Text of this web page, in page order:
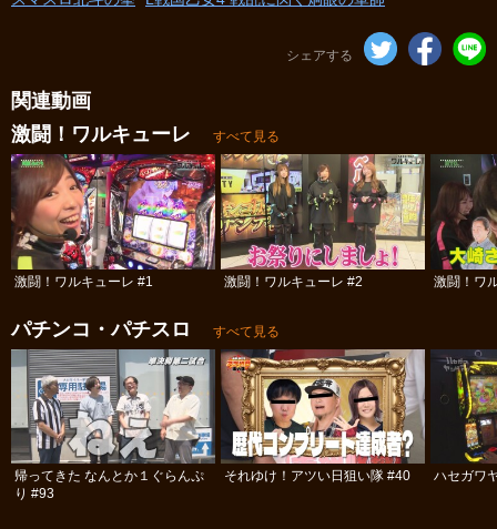
シェアする
関連動画
激闘！ワルキューレ
すべて見る
激闘！ワルキューレ #1 激闘！ワルキューレ #2 激闘！ワ
パチンコ・パチスロ すべて見る
帰ってきた なんとか１ぐらんぷ
り #93
それゆけ！アツい日狙い隊 #40 ハセガワ